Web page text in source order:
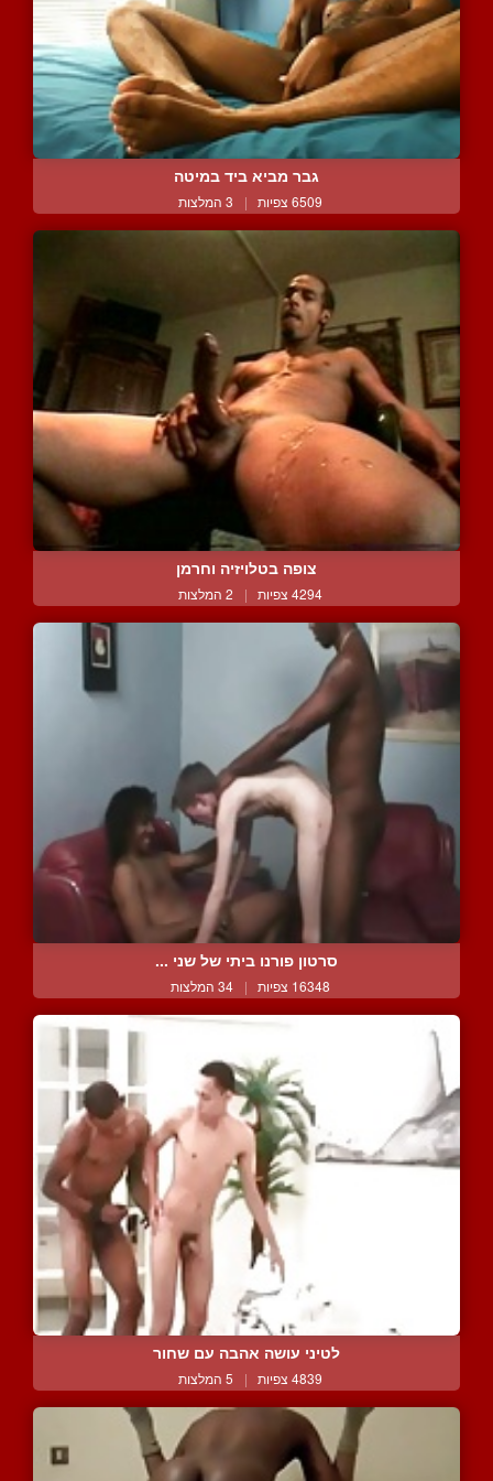
גבר מביא ביד במיטה
6509 צפיות | 3 המלצות
צופה בטלויזיה וחרמן
4294 צפיות | 2 המלצות
סרטון פורנו ביתי של שני ...
16348 צפיות | 34 המלצות
לטיני עושה אהבה עם שחור
4839 צפיות | 5 המלצות